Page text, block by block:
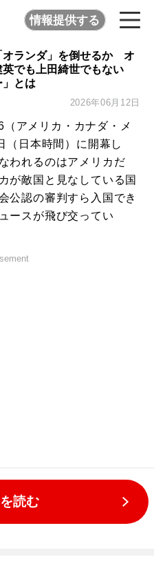
情報提供する
オランダ」を倒せるか オ
でも上田綺世でもない
」とは
2026年06月12日
アメリカ・カナダ・メ
（日本時間）に開幕し
われるのはアメリカだ
が敵国と見なしている国
公認の審判すら入国でき
ースが飛び交ってい
読む